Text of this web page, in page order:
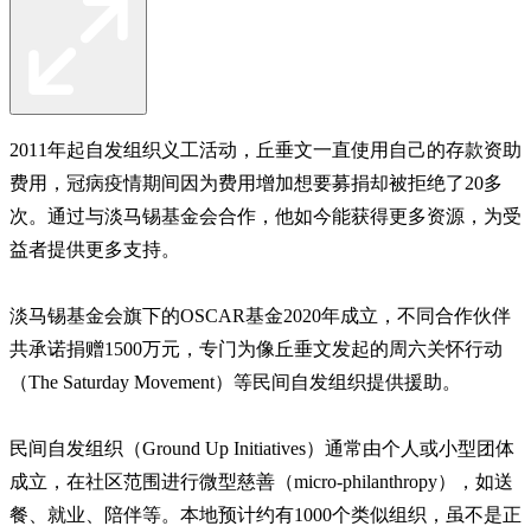
2011年起自发组织义工活动，丘垂文一直使用自己的存款资助
费用，冠病疫情期间因为费用增加想要募捐却被拒绝了20多
次。通过与淡马锡基金会合作，他如今能获得更多资源，为受
益者提供更多支持。
淡马锡基金会旗下的OSCAR基金2020年成立，不同合作伙伴
共承诺捐赠1500万元，专门为像丘垂文发起的周六关怀行动
（The Saturday Movement）等民间自发组织提供援助。
民间自发组织（Ground Up Initiatives）通常由个人或小型团体
成立，在社区范围进行微型慈善（micro-philanthropy），如送
餐、就业、陪伴等。本地预计约有1000个类似组织，虽不是正